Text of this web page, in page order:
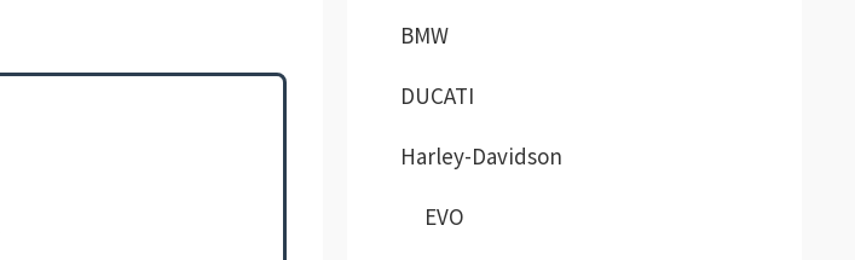
BMW
DUCATI
Harley-Davidson
EVO